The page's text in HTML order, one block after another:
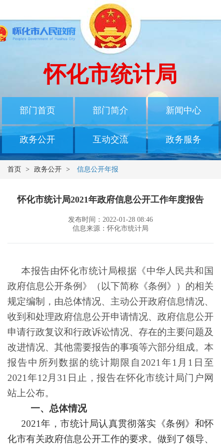
怀化市统计局
部门首页 部门简介 新闻中心
政务公开 互动交流 政务服务
首页 > 政务公开 > 信息公开年报
怀化市统计局2021年政府信息公开工作年度报告
发布时间：2022-01-28 08:46
信息来源：怀化市统计局
本报告由怀化市统计局根据《中华人民共和国
政府信息公开条例》（以下简称《条例》）的相关
规定编制，由总体情况、主动公开政府信息情况、
收到和处理政府信息公开申请情况、 政府信息公开
申请行政复议和行政诉讼情况、存在的主要问题及
改进情况、其他需要报告的事项等六部分组成。本
报告中所列数据的统计期限 自 2021年1月1日至
2021年12月31日止，报告在怀化市统计局门户网
站上公布。
一、总体情况
2021年，市统计局认真贯彻落实《条例》和怀
化市有关政府信息公开工作的要求。 做到了领导、